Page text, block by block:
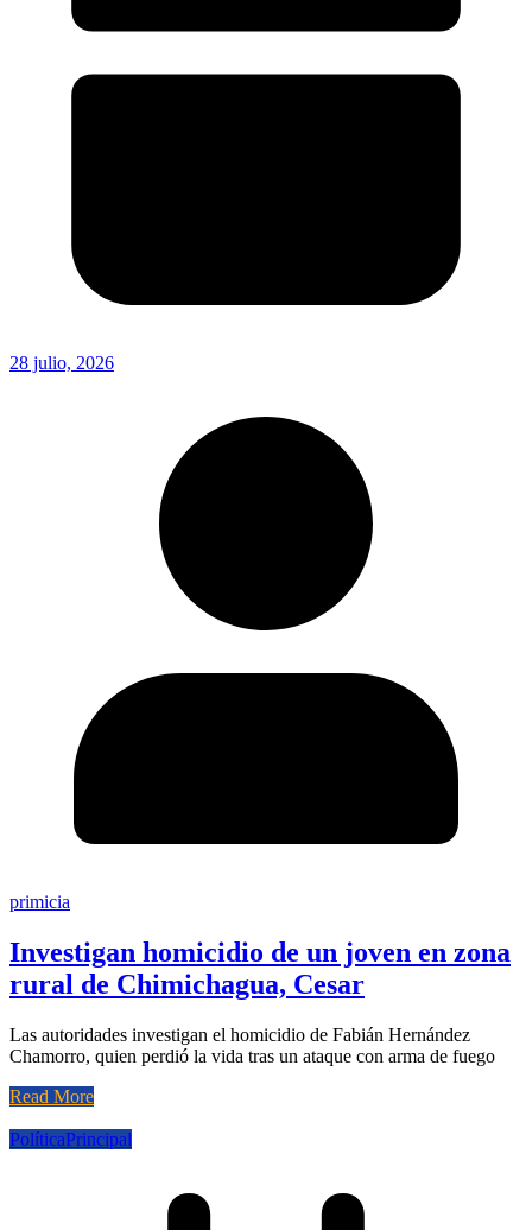
28 julio, 2026
primicia
Investigan homicidio de un joven en zona
rural de Chimichagua, Cesar
Las autoridades investigan el homicidio de Fabián Hernández
Chamorro, quien perdió la vida tras un ataque con arma de fuego
Read More
PolíticaPrincipal